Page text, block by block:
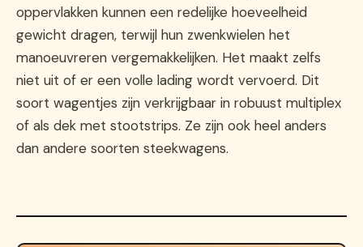
oppervlakken kunnen een redelijke hoeveelheid
gewicht dragen, terwijl hun zwenkwielen het
manoeuvreren vergemakkelijken. Het maakt zelfs
niet uit of er een volle lading wordt vervoerd. Dit
soort wagentjes zijn verkrijgbaar in robuust multiplex
of als dek met stootstrips. Ze zijn ook heel anders
dan andere soorten steekwagens.